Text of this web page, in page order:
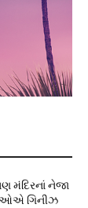
મંદિરનાં નેજા
ગિનીઝ